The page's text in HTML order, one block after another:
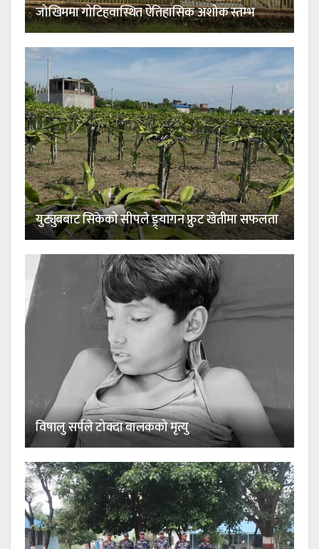
जोखिममा गोटिहवास्थित ऐतिहासिक अशोक स्तम्भ
युट्युबबाट सिकेको सीपले ड्र्यागन फ्रुट खेतीमा सफलता
विषालु सर्पले टोक्दा बालकको मृत्यु